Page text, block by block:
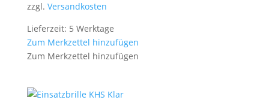
zzgl. Versandkosten
Lieferzeit: 5 Werktage
Zum Merkzettel hinzufügen
Zum Merkzettel hinzufügen